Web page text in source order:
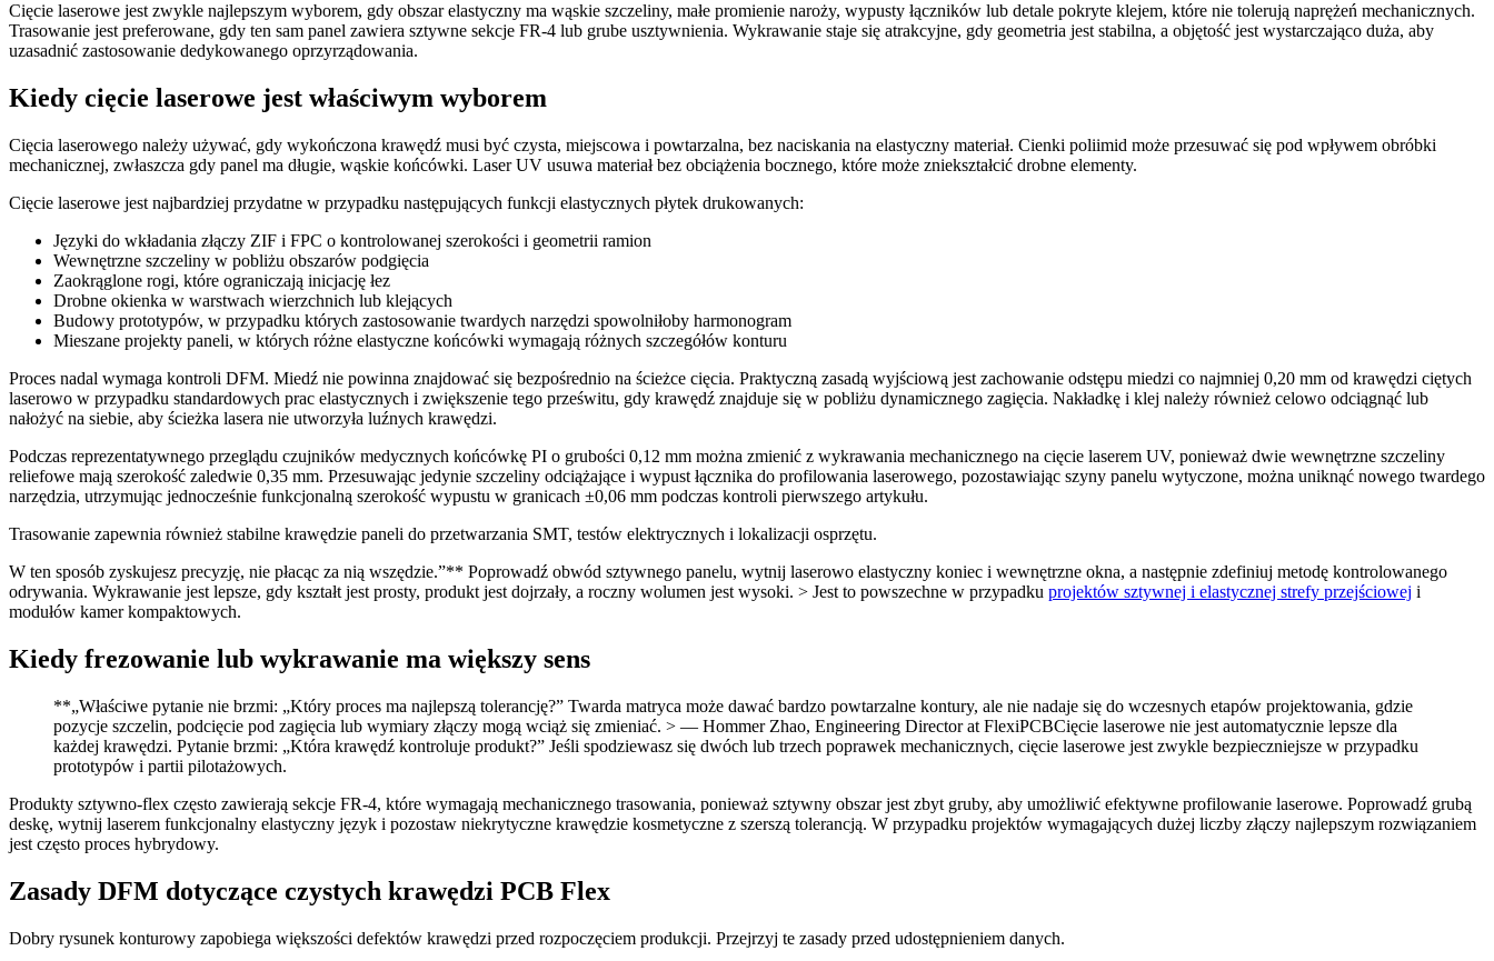
Cięcie laserowe jest zwykle najlepszym wyborem, gdy obszar elastyczny ma wąskie szczeliny, małe promienie naroży, wypusty łączników lub detale pokryte klejem, które nie tolerują naprężeń mechanicznych.
Trasowanie jest preferowane, gdy ten sam panel zawiera sztywne sekcje FR-4 lub grube usztywnienia. Wykrawanie staje się atrakcyjne, gdy geometria jest stabilna, a objętość jest wystarczająco duża, aby
uzasadnić zastosowanie dedykowanego oprzyrządowania.
Kiedy cięcie laserowe jest właściwym wyborem
Cięcia laserowego należy używać, gdy wykończona krawędź musi być czysta, miejscowa i powtarzalna, bez naciskania na elastyczny materiał. Cienki poliimid może przesuwać się pod wpływem obróbki
mechanicznej, zwłaszcza gdy panel ma długie, wąskie końcówki. Laser UV usuwa materiał bez obciążenia bocznego, które może zniekształcić drobne elementy.
Cięcie laserowe jest najbardziej przydatne w przypadku następujących funkcji elastycznych płytek drukowanych:
Języki do wkładania złączy ZIF i FPC o kontrolowanej szerokości i geometrii ramion
Wewnętrzne szczeliny w pobliżu obszarów podgięcia
Zaokrąglone rogi, które ograniczają inicjację łez
Drobne okienka w warstwach wierzchnich lub klejących
Budowy prototypów, w przypadku których zastosowanie twardych narzędzi spowolniłoby harmonogram
Mieszane projekty paneli, w których różne elastyczne końcówki wymagają różnych szczegółów konturu
Proces nadal wymaga kontroli DFM. Miedź nie powinna znajdować się bezpośrednio na ścieżce cięcia. Praktyczną zasadą wyjściową jest zachowanie odstępu miedzi co najmniej 0,20 mm od krawędzi ciętych
laserowo w przypadku standardowych prac elastycznych i zwiększenie tego prześwitu, gdy krawędź znajduje się w pobliżu dynamicznego zagięcia. Nakładkę i klej należy również celowo odciągnąć lub
nałożyć na siebie, aby ścieżka lasera nie utworzyła luźnych krawędzi.
Podczas reprezentatywnego przeglądu czujników medycznych końcówkę PI o grubości 0,12 mm można zmienić z wykrawania mechanicznego na cięcie laserem UV, ponieważ dwie wewnętrzne szczeliny
reliefowe mają szerokość zaledwie 0,35 mm. Przesuwając jedynie szczeliny odciążające i wypust łącznika do profilowania laserowego, pozostawiając szyny panelu wytyczone, można uniknąć nowego twardego
narzędzia, utrzymując jednocześnie funkcjonalną szerokość wypustu w granicach ±0,06 mm podczas kontroli pierwszego artykułu.
Trasowanie zapewnia również stabilne krawędzie paneli do przetwarzania SMT, testów elektrycznych i lokalizacji osprzętu.
W ten sposób zyskujesz precyzję, nie płacąc za nią wszędzie.”** Poprowadź obwód sztywnego panelu, wytnij laserowo elastyczny koniec i wewnętrzne okna, a następnie zdefiniuj metodę kontrolowanego
odrywania. Wykrawanie jest lepsze, gdy kształt jest prosty, produkt jest dojrzały, a roczny wolumen jest wysoki. > Jest to powszechne w przypadku projektów sztywnej i elastycznej strefy przejściowej i
modułów kamer kompaktowych.
Kiedy frezowanie lub wykrawanie ma większy sens
**„Właściwe pytanie nie brzmi: „Który proces ma najlepszą tolerancję?” Twarda matryca może dawać bardzo powtarzalne kontury, ale nie nadaje się do wczesnych etapów projektowania, gdzie
pozycje szczelin, podcięcie pod zagięcia lub wymiary złączy mogą wciąż się zmieniać. > — Hommer Zhao, Engineering Director at FlexiPCBCięcie laserowe nie jest automatycznie lepsze dla
każdej krawędzi. Pytanie brzmi: „Która krawędź kontroluje produkt?” Jeśli spodziewasz się dwóch lub trzech poprawek mechanicznych, cięcie laserowe jest zwykle bezpieczniejsze w przypadku
prototypów i partii pilotażowych.
Produkty sztywno-flex często zawierają sekcje FR-4, które wymagają mechanicznego trasowania, ponieważ sztywny obszar jest zbyt gruby, aby umożliwić efektywne profilowanie laserowe. Poprowadź grubą
deskę, wytnij laserem funkcjonalny elastyczny język i pozostaw niekrytyczne krawędzie kosmetyczne z szerszą tolerancją. W przypadku projektów wymagających dużej liczby złączy najlepszym rozwiązaniem
jest często proces hybrydowy.
Zasady DFM dotyczące czystych krawędzi PCB Flex
Dobry rysunek konturowy zapobiega większości defektów krawędzi przed rozpoczęciem produkcji. Przejrzyj te zasady przed udostępnieniem danych.